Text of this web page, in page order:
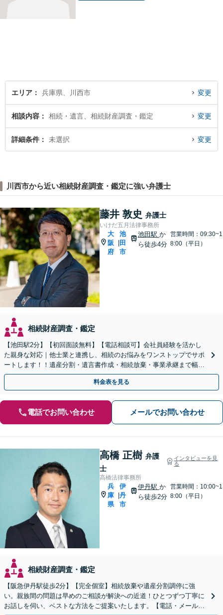
エリア 兵庫県、川西市 変更
相談内容 相続・遺言、相続財産調査・鑑定 変更
詳細条件 未選択 変更
川西市から近い相続財産調査・鑑定に強い弁護士
藤井 敦史 弁護士
いけだ五月法律事務所
大
阪
府
池
田
市
池田駅 か
ら徒歩4分
営業時間：09:30~1
8:00（平日）
相続財産調査・鑑定
【池田駅2分】【初回面談無料】【電話相談可】会社員経験を活かし
た親身な対応｜他士業と連携し、相続のお悩みをワンストップでサポ
ートします！！遺産分割・遺言書作成・相続放棄・事業承継まで幅広
く対応【休日・夜間対応可】
料金表を見る
電話でお問い合わせ メールでお問い合わせ
高橋 正樹 弁護
士
インタビューを見
る
高橋法律事務所
兵
庫
県
伊
丹
市
伊丹駅 か
ら徒歩2分
営業時間：10:00~1
8:00（平日）
相続財産調査・鑑定
【阪急伊丹駅徒歩2分】【完全個室】相続放棄や遺産分割調停に強
い。親族間の問題は早めのご相談が解決への近道！ひとつずつ丁寧に
お話しを伺い、ベストな方法をご提案いたします。【電話・メール相